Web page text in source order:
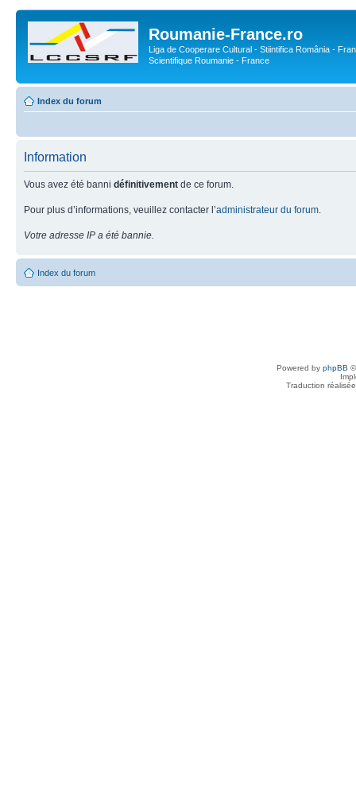
Roumanie-France.ro
Liga de Cooperare Cultural - Stiintifica România -
Scientifique Roumanie - France
Index du forum
Information
Vous avez été banni définitivement de ce forum.
Pour plus d’informations, veuillez contacter l’administrateur du forum
Votre adresse IP a été bannie.
Index du forum
Powered by phpBB
Traduction